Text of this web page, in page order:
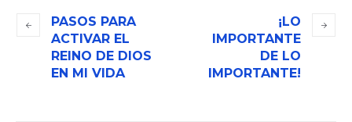
PASOS PARA
ACTIVAR EL
REINO DE DIOS
EN MI VIDA
¡LO
IMPORTANTE
DE LO
IMPORTANTE!